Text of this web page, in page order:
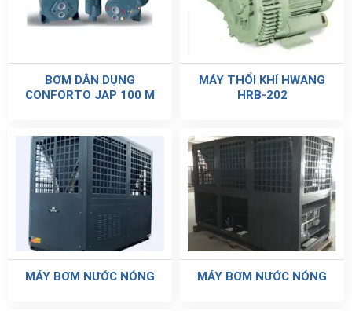
BƠM DÂN DỤNG
CONFORTO JAP 100 M
MÁY THỔI KHÍ HWANG
HRB-202
MÁY BƠM NƯỚC NÓNG MÁY BƠM NƯỚC NÓNG